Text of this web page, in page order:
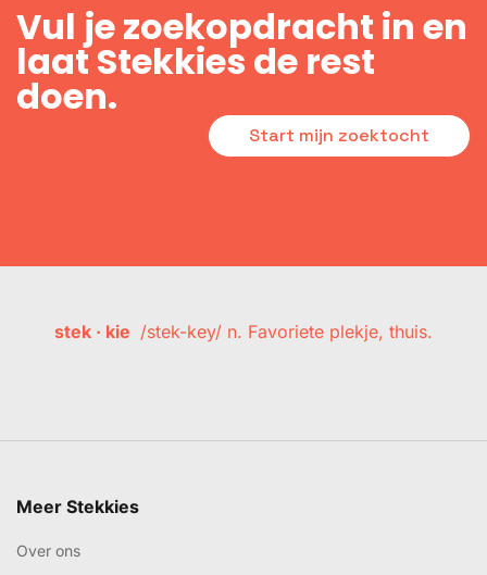
Vul je zoekopdracht in en
laat Stekkies de rest
doen.
Start mijn zoektocht
stek · kie /stek-key/ n. Favoriete plekje, thuis.
Meer Stekkies
Over ons